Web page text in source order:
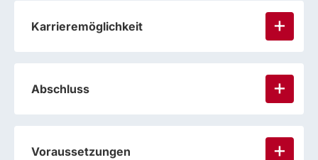
Karrieremöglichkeit
Abschluss
Voraussetzungen